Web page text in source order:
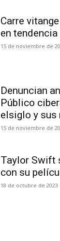
Carre
en tendencia
15 de noviembre de
Denuncian
Público
elsiglo y sus
15 de noviembre de
Taylor Swift
con su
18 de octubre de 2023